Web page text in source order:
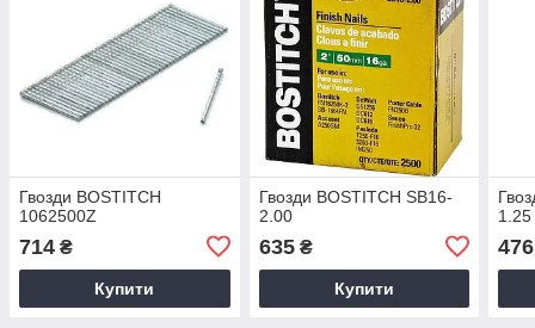
Гвозди BOSTITCH
1062500Z
714 ₴
Купити
Гвозди BOSTITCH SB16-
2.00
635₴
Купити
1.25
476